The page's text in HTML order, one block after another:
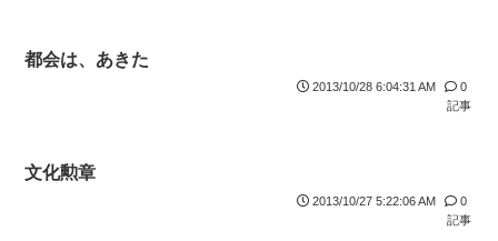
都会は、あきた
2013/10/28 6:04:31 AM
0
記事
文化勲章
2013/10/27 5:22:06 AM
0
記事